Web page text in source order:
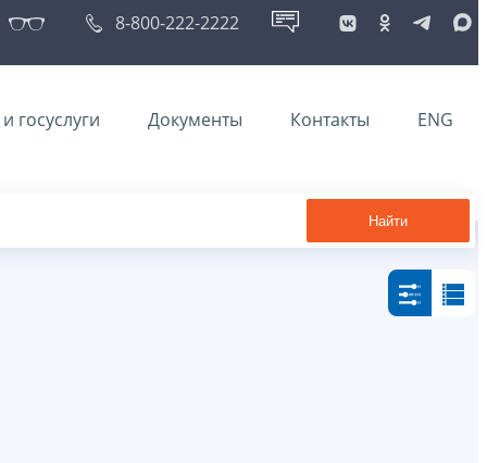
8-800-222-2222
госуслуги Документы Контакты ENG
Найти